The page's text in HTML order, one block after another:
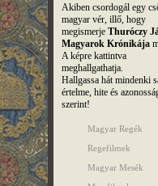
Akiben csordogál egy
magyar vér, illő, hogy
megismerje Thuróczy
Magyarok Krónikája
A képre kattintva
meghallgathatja.
Hallgassa hát mindenki
értelme, hite és
szerint!
Magyar Regék
Regefilmek
Magyar Mesék